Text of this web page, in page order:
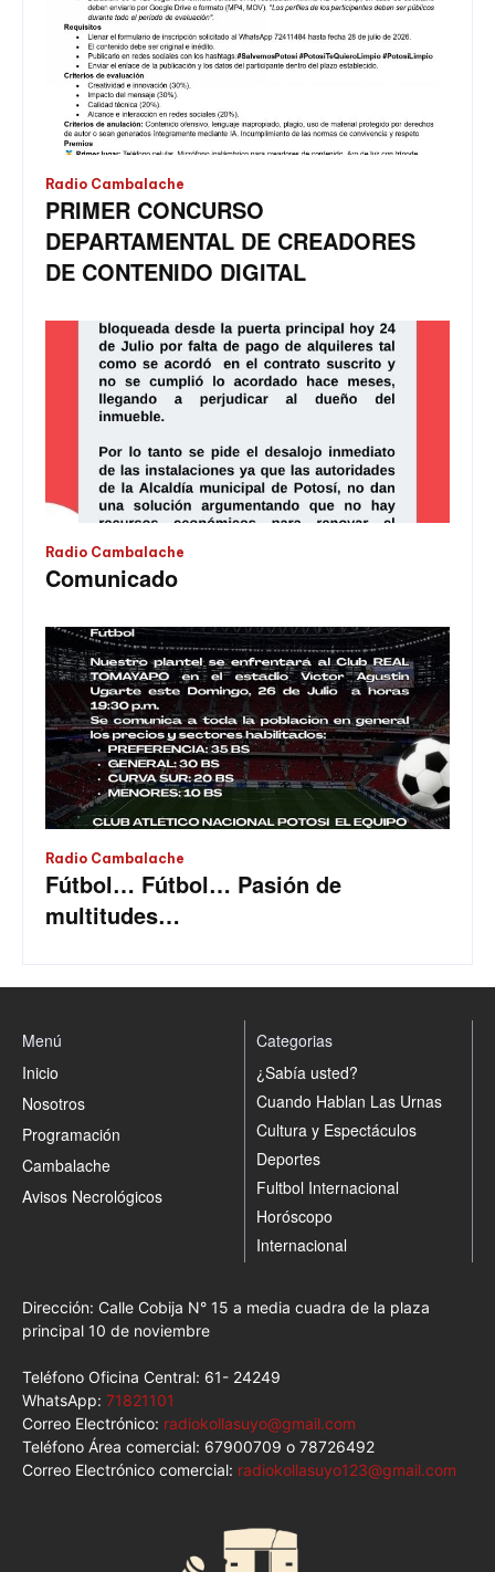
Radio Cambalache
PRIMER CONCURSO
DEPARTAMENTAL DE CREADORES
DE CONTENIDO DIGITAL
Radio Cambalache
Comunicado
Radio Cambalache
Fútbol… Fútbol… Pasión de
multitudes…
Menú
Inicio
Nosotros
Programación
Cambalache
Avisos Necrológicos
Categorias
¿Sabía usted?
Cuando Hablan Las Urnas
Cultura y Espectáculos
Deportes
Fultbol Internacional
Horóscopo
Internacional
Dirección: Calle Cobija N° 15 a media cuadra de la plaza
principal 10 de noviembre
Teléfono Oficina Central: 61- 24249
WhatsApp: 71821101
Correo Electrónico: radiokollasuyo@gmail.com
Teléfono Área comercial: 67900709 o 78726492
Correo Electrónico comercial: radiokollasuyo123@gmail.com